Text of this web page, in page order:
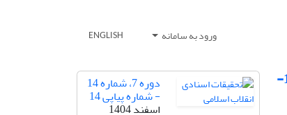
ورود به سامانه ENGLISH
ماجرای خیبر گودرزیان؛ مطالعه‌ای اسنادی از یک بحران پنهان در مناسبات ایران و آمریکا (1341- دوره 7، شماره 14
- شماره پیاپی 14
اسفند 1404